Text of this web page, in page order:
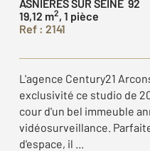
ASNIERES SUR SEINE 92
19,12 m2, 1 pièce
Ref : 2141
L'agence Century21
exclusivité ce studio de
cour d'un bel immeuble
vidéosurveillance.
d'espace, il ...